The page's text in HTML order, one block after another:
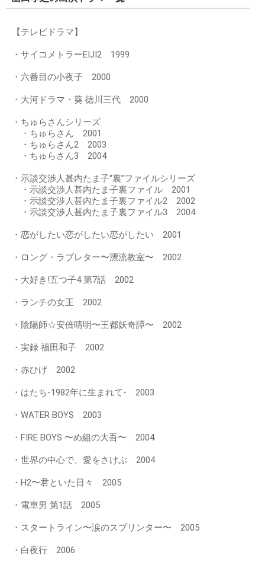
【テレビドラマ】
・サイコメトラーEIJI2 1999
・六番目の小夜子 2000
・大河ドラマ・葵 徳川三代 2000
・ちゅらさんシリーズ
・ちゅらさん 2001
・ちゅらさん2 2003
・ちゅらさん3 2004
・示談交渉人甚内たま子“裏”ファイルシリーズ
・示談交渉人甚内たま子裏ファイル 2001
・示談交渉人甚内たま子裏ファイル2 2002
・示談交渉人甚内たま子裏ファイル3 2004
・恋がしたい恋がしたい恋がしたい 2001
・ロング・ラブレター〜漂流教室〜 2002
・大好き!五つ子4 第7話 2002
・ランチの女王 2002
・陰陽師☆安倍晴明〜王都妖奇譚〜 2002
・実録 福田和子 2002
・赤ひげ 2002
・はたち-1982年に生まれて- 2003
・WATER BOYS 2003
・FIRE BOYS 〜め組の大吾〜 2004
・世界の中心で、愛をさけぶ 2004
・H2〜君といた日々 2005
・電車男 第1話 2005
・スタートライン〜涙のスプリンター〜 2005
・白夜行 2006